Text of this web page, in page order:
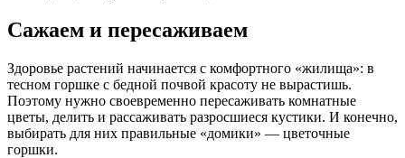
Сажаем и пересаживаем
Здоровье растений начинается с комфортного «жилища»: в
тесном горшке с бедной почвой красоту не вырастишь.
Поэтому нужно своевременно пересаживать комнатные
цветы, делить и рассаживать разросшиеся кустики. И конечно,
выбирать для них правильные «домики» — цветочные
горшки.